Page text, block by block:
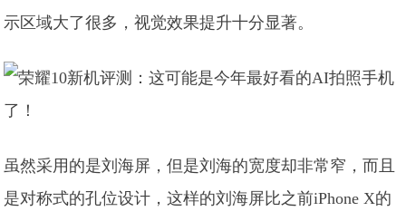
示区域大了很多，视觉效果提升十分显著。
虽然采用的是刘海屏，但是刘海的宽度却非常窄，而且
是对称式的孔位设计，这样的刘海屏比之前iPhone X的